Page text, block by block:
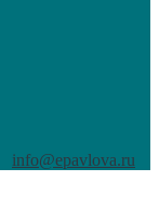
info@epavlova.ru